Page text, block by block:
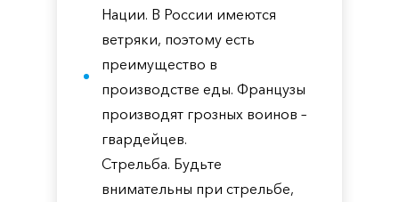
Нации. В России имеются
ветряки, поэтому есть
преимущество в
производстве еды. Французы
производят грозных воинов –
гвардейцев.
Стрельба. Будьте
внимательны при стрельбе,